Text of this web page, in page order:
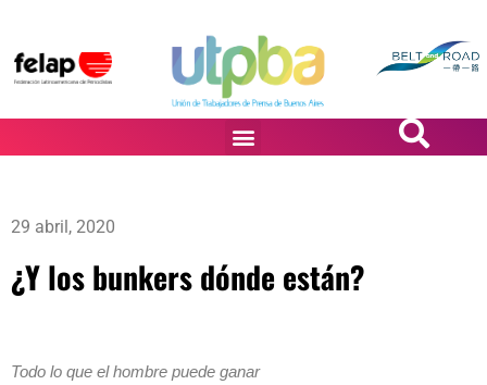
29 abril, 2020
¿Y los bunkers dónde están?
Todo lo que el hombre puede ganar